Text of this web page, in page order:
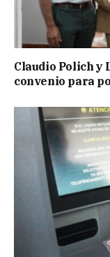
Claudio Polich y
convenio para